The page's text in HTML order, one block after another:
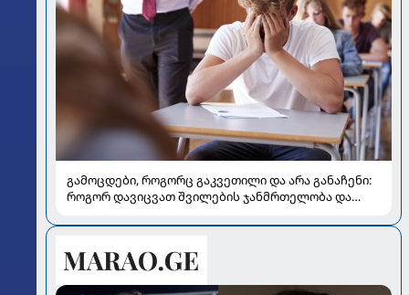
გამოცდები, როგორც გაკვეთილი და არა განაჩენი:
როგორ დავიცვათ შვილების ჯანმრთელობა და